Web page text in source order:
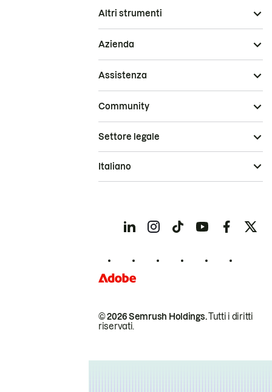
Altri strumenti
Azienda
Assistenza
Community
© 2026 Semrush Holdings.Tutti i diritti
riservati.
Settore legale
Italiano